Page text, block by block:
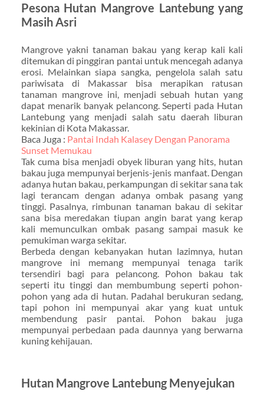
Pesona Hutan Mangrove Lantebung yang
Masih Asri
Mangrove yakni tanaman bakau yang kerap kali kali
ditemukan di pinggiran pantai untuk mencegah adanya
erosi. Melainkan siapa sangka, pengelola salah satu
pariwisata di Makassar bisa merapikan ratusan
tanaman mangrove ini, menjadi sebuah hutan yang
dapat menarik banyak pelancong. Seperti pada Hutan
Lantebung yang menjadi salah satu daerah liburan
kekinian di Kota Makassar.
Baca Juga : Pantai Indah Kalasey Dengan Panorama
Sunset Memukau
Tak cuma bisa menjadi obyek liburan yang hits, hutan
bakau juga mempunyai berjenis-jenis manfaat. Dengan
adanya hutan bakau, perkampungan di sekitar sana tak
lagi terancam dengan adanya ombak pasang yang
tinggi. Pasalnya, rimbunan tanaman bakau di sekitar
sana bisa meredakan tiupan angin barat yang kerap
kali memunculkan ombak pasang sampai masuk ke
pemukiman warga sekitar.
Berbeda dengan kebanyakan hutan lazimnya, hutan
mangrove ini memang mempunyai tenaga tarik
tersendiri bagi para pelancong. Pohon bakau tak
seperti itu tinggi dan membumbung seperti pohon-
pohon yang ada di hutan. Padahal berukuran sedang,
tapi pohon ini mempunyai akar yang kuat untuk
membendung pasir pantai. Pohon bakau juga
mempunyai perbedaan pada daunnya yang berwarna
kuning kehijauan.
Hutan Mangrove Lantebung Menyejukan